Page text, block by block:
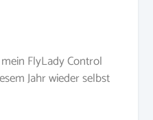
FlyLadyControl
Jahr wieder selbst